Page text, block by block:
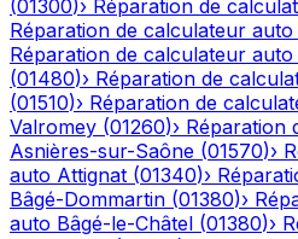
(01300)› Réparation de
Réparation de calculateur auto
Réparation de calculateur auto
(01480)› Réparation de
(01510)› Réparation de
Valromey (01260)› Réparation
Asnières-sur-Saône (01570)›
auto Attignat (01340)›
Bâgé-Dommartin (01380)›
auto Bâgé-le-Châtel (01380)›